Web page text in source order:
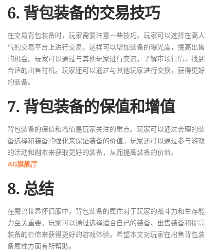
6. 背包装备的交易技巧
在交易背包装备时，玩家需要注意一些技巧。玩家可以选择在高人
气的交易平台上进行交易，这样可以增加装备的曝光度，提高出售
的机会。玩家可以通过与其他玩家进行交流，了解市场行情，找到
合适的出售时机。玩家还可以通过与其他玩家进行交换，获得更好
的装备。
7. 背包装备的保值和增值
背包装备的保值和增值是玩家关注的重点。玩家可以通过合理的装
备选择和装备的强化来保证装备的价值。玩家还可以通过参与游戏
的活动和副本来获取更好的装备，从而提高装备的价值。
AG旗舰厅
8. 总结
在魔兽世界怀旧服中，背包装备的属性对于玩家的战斗力和生存能
力至关重要。玩家可以通过选择适合自己的装备、出售装备和提高
装备的价值来获得更好的游戏体验。希望本文对玩家在出售背包装
备属性方面有所帮助。